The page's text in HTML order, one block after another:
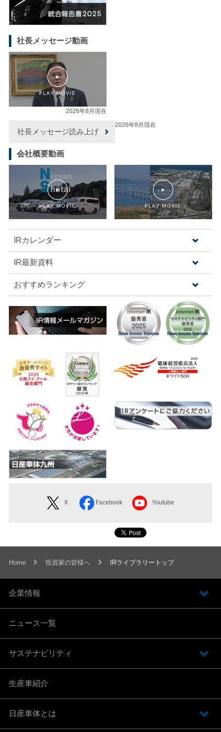
社長メッセージ動画
2026年8月現在
社長メッセージ読み上げ
2026年8月現在
会社概要動画
IRカレンダー
IR最新資料
おすすめランキング
X Facebook Youtube
Home 投資家の皆様へ IRライブラリートップ
企業情報
ニュース一覧
サステナビリティ
生産車紹介
日産車体とは